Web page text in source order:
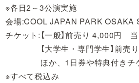
※各日2～3公演実施
会場:COOL JAPAN PARK OSAKA
チケット:【一般】前売り 4,000円
【大学生・専門学生】前売り
ほか、1日券や特典付きチケ
※すべて税込み